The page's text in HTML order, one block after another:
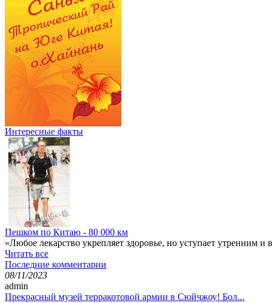
Интересные факты
Пешком по Китаю - 80 000 км
«Любое лекарство укрепляет здоровье, но уступает
Читать все
Последние комментарии
08/11/2023
admin
Прекрасный музей терракотовой армии в Сюйчжоу! Бол...